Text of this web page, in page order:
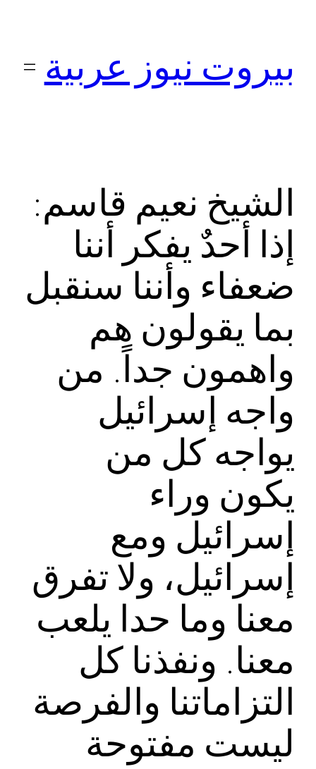
بيروت نيوز عربية
الشيخ نعيم قاسم:
إذا أحدٌ يفكر أننا
ضعفاء وأننا سنقبل
بما يقولون هم
واهمون جداً. من
واجه إسرائيل
‏يواجه كل من
يكون وراء
إسرائيل ومع
إسرائيل، ولا تفرق
معنا وما حدا يلعب
معنا. ونفذنا كل
التزاماتنا والفرصة
ليست مفتوحة